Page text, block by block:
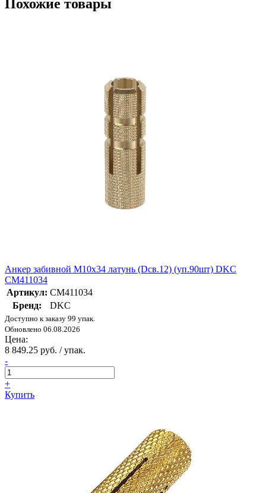
Похожие товары
Анкер забивной М10х34 латунь (Dсв.12) (уп.90шт) DKC
CM411034
Артикул: CM411034
Бренд:
DKC
Доступно к заказу 99 упак.
Обновлено 06.08.2026
Цена:
8 849.25 руб. / упак.
-
+
Купить